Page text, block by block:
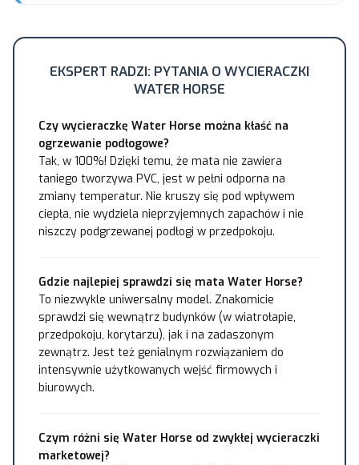
EKSPERT RADZI: PYTANIA O WYCIERACZKI
WATER HORSE
Czy wycieraczkę Water Horse można kłaść na
ogrzewanie podłogowe?
Tak, w 100%! Dzięki temu, że mata nie zawiera
taniego tworzywa PVC, jest w pełni odporna na
zmiany temperatur. Nie kruszy się pod wpływem
ciepła, nie wydziela nieprzyjemnych zapachów i nie
niszczy podgrzewanej podłogi w przedpokoju.
Gdzie najlepiej sprawdzi się mata Water Horse?
To niezwykle uniwersalny model. Znakomicie
sprawdzi się wewnątrz budynków (w wiatrołapie,
przedpokoju, korytarzu), jak i na zadaszonym
zewnątrz. Jest też genialnym rozwiązaniem do
intensywnie użytkowanych wejść firmowych i
biurowych.
Czym różni się Water Horse od zwykłej wycieraczki
marketowej?